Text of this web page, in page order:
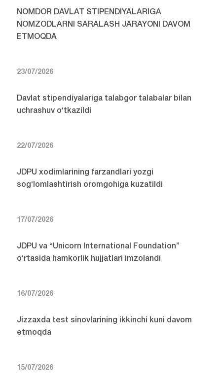
NOMDOR DAVLAT STIPENDIYALARIGA
NOMZODLARNI SARALASH JARAYONI DAVOM
ETMOQDA
23/07/2026
Davlat stipendiyalariga talabgor talabalar bilan
uchrashuv o‘tkazildi
22/07/2026
JDPU xodimlarining farzandlari yozgi
sog‘lomlashtirish oromgohiga kuzatildi
17/07/2026
JDPU va “Unicorn International Foundation”
o‘rtasida hamkorlik hujjatlari imzolandi
16/07/2026
Jizzaxda test sinovlarining ikkinchi kuni davom
etmoqda
15/07/2026